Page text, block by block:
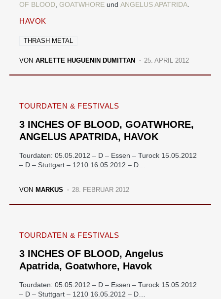
OF BLOOD GOATWHORE und ANGELUS APATRIDA
HAVOK
THRASH METAL
VON ARLETTE HUGUENIN DUMITTAN 25. APRIL 2012
TOURDATEN & FESTIVALS
3 INCHES OF BLOOD, GOATWHORE,
ANGELUS APATRIDA, HAVOK
Tourdaten: 05.05.2012 – D – Essen – Turock 15.05.2012
– D – Stuttgart – 1210 16.05.2012 – D…
VON MARKUS 28. FEBRUAR 2012
TOURDATEN & FESTIVALS
3 INCHES OF BLOOD, Angelus
Apatrida, Goatwhore, Havok
Tourdaten: 05.05.2012 – D – Essen – Turock 15.05.2012
– D – Stuttgart – 1210 16.05.2012 – D…